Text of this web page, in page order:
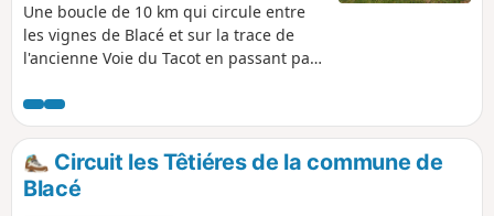
Une boucle de 10 km qui circule entre
les vignes de Blacé et sur la trace de
l'ancienne Voie du Tacot en passant par
Musée Claude Bernard.
Circuit les Têtiéres de la commune de
Blacé